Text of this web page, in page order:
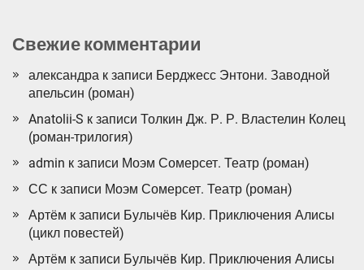
Свежие комментарии
александра к записи Берджесс Энтони. Заводной
апельсин (роман)
Anatolii-S к записи Толкин Дж. Р. Р. Властелин Колец
(роман-трилогия)
admin к записи Моэм Сомерсет. Театр (роман)
СС к записи Моэм Сомерсет. Театр (роман)
Артём к записи Булычёв Кир. Приключения Алисы
(цикл повестей)
Артём к записи Булычёв Кир. Приключения Алисы